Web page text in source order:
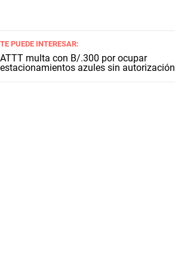
TE PUEDE INTERESAR:
ATTT multa con B/.300 por ocupar
estacionamientos azules sin autorización